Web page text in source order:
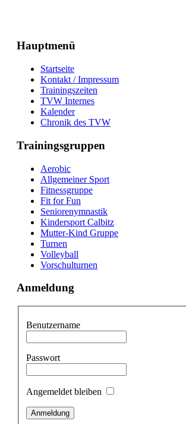
Hauptmenü
Startseite
Kontakt / Impressum
Trainingszeiten
TVW Internes
Kalender
Chronik des TVW
Trainingsgruppen
Aerobic
Allgemeiner Sport
Fitnessgruppe
Fit for Fun
Seniorenymnastik
Kindersport Calbitz
Mutter-Kind Gruppe
Turnen
Volleyball
Vorschulturnen
Anmeldung
Benutzername
Passwort
Angemeldet bleiben